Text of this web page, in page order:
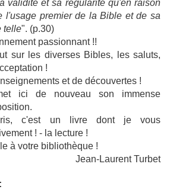
validité et sa régularité qu'en raison
l'usage premier de la Bible et de sa
telle". (p.30)
passionnant !!
sur les diverses Bibles, les saluts,
!
et de découvertes !
ici de nouveau son immense
c'est un livre dont je vous
! - la lecture !
à votre bibliothèque !
Jean-Laurent Turbet